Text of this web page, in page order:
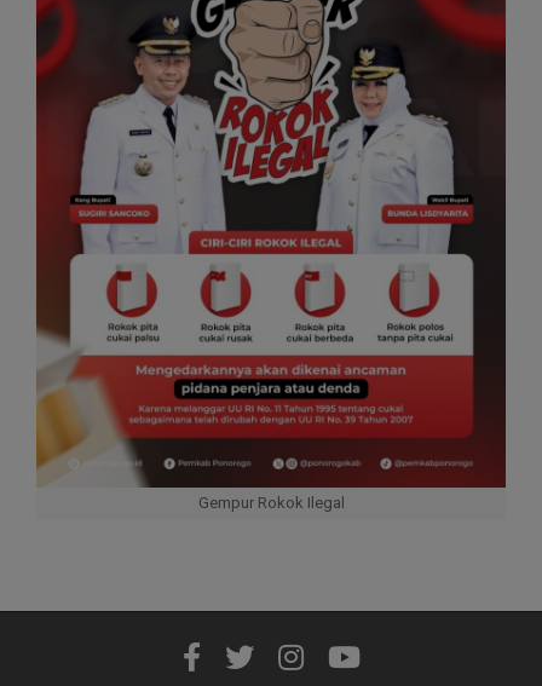
Gempur Rokok Ilegal